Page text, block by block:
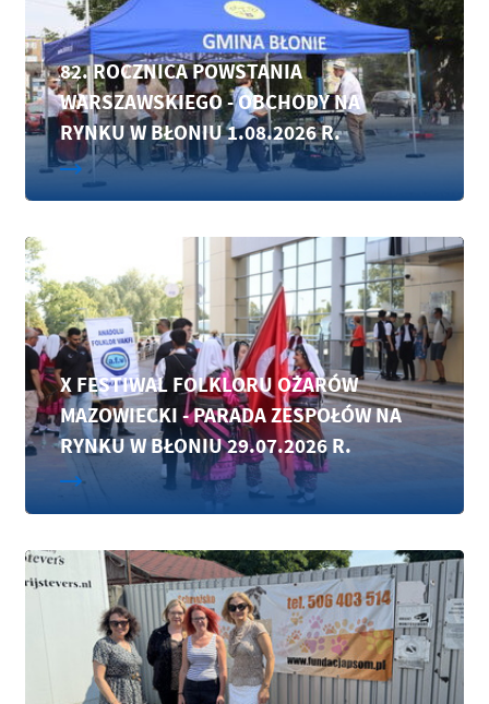
82. ROCZNICA POWSTANIA
WARSZAWSKIEGO - OBCHODY NA
RYNKU W BŁONIU 1.08.2026 R.
X FESTIWAL FOLKLORU OŻARÓW
MAZOWIECKI - PARADA ZESPOŁÓW NA
RYNKU W BŁONIU 29.07.2026 R.